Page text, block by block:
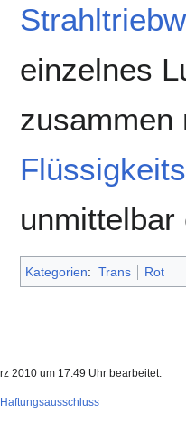
einzelnes
zusammen
unmittelbar
Kategorien: Trans Rot
2010 um 17:49 Uhr bearbeitet.
Haftungsausschluss